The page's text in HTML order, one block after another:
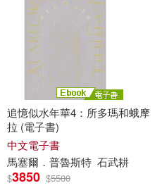
追憶似水年華4：所多瑪和蛾摩
拉 (電子書)
中文電子書
馬塞爾 ． 普魯斯特 石武耕
$3850 $5500